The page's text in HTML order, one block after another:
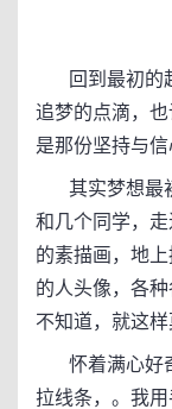
回到最初的起
追梦的点滴，
是那份坚持与信
其实梦想最初
和几个同学，
的素描画，地
的人头像，各
不知道，就这
怀着满心好奇
拉线条，。我